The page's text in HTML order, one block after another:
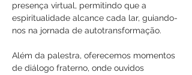
presença virtual, permitindo que a
espiritualidade alcance cada lar, guiando-
nos na jornada de autotransformação.
Além da palestra, oferecemos momentos
de diálogo fraterno, onde ouvidos